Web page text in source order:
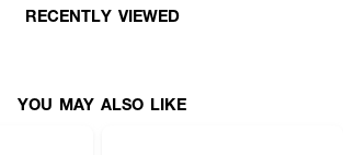
: 10-2-6800047743
RECENTLY VIEWED
YOU MAY ALSO LIKE